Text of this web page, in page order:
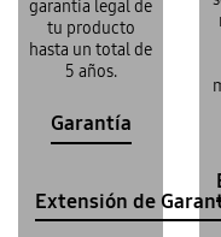
garantía legal de
tu producto
hasta un total de
5 años.
Garantía
Extensión de